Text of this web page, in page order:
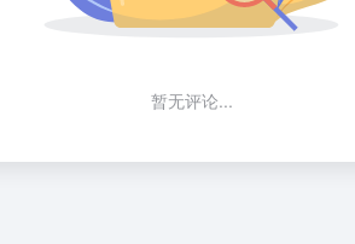
暂无评论...